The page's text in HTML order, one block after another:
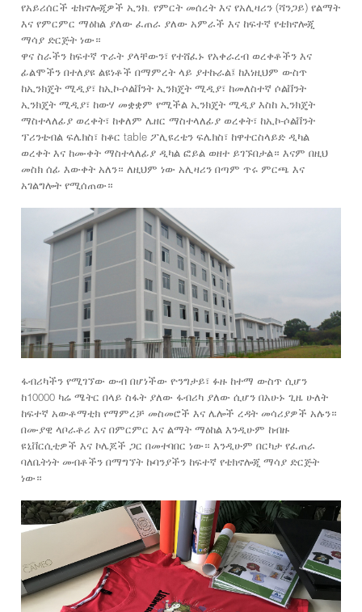
የአይሪሰርች ቴክኖሎጂዎች ኢንክ. የምርት መሰረት እና የአሊዛሪን (ሻንጋይ) የልማት
እና የምርምር ማዕከል ያለው ፈጠራ ያለው አምራች እና ከፍተኛ የቴክኖሎጂ
ማሳያ ድርጅት ነው።
ዋና ስራችን ከፍተኛ ጥራት ያላቸውን፣ የተሸፈኑ የአቀራረብ ወረቀቶችን እና
ፊልሞችን በተለያዩ ልዩነቶች በማምረት ላይ ያተኩራል፤ ከእነዚህም ውስጥ
ከኢንክጄት ሚዲያ፣ ከኢኮ-ሶልቨንት ኢንክጄት ሚዲያ፣ ከመለስተኛ ሶልቨንት
ኢንክጄት ሚዲያ፣ ከውሃ መቋቋም የሚችል ኢንክጄት ሚዲያ እስከ ኢንክጄት
ማስተላለፊያ ወረቀት፣ ከቀለም ሌዘር ማስተላለፊያ ወረቀት፣ ከኢኮ-ሶልቨንት
ፕሪንቴብል ፍሌክስ፣ ከቆር table ፖሊዩረቴን ፍሌክስ፣ ከዋተርስላይድ ዲካል
ወረቀት እና ከሙቀት ማስተላለፊያ ዲካል ፎይል ወዘተ ይገኙበታል። እናም በዚህ
መስክ ሰፊ እውቀት አለን። ለዚህም ነው አሊዛሪን በጣም ጥሩ ምርጫ እና
አገልግሎት የሚሰጠው።
ፋብሪካችን የሚገኘው ውብ በሆነችው ዮንግታይ፣ ፉዙ ከተማ ውስጥ ሲሆን
ከ10000 ካሬ ሜትር በላይ ስፋት ያለው ፋብሪካ ያለው ሲሆን በአሁኑ ጊዜ ሁለት
ከፍተኛ አውቶማቲክ የማምረቻ መስመሮች እና ሌሎች ረዳት መሳሪያዎች አሉን።
በሙያዊ ላቦራቶሪ እና በምርምር እና ልማት ማዕከል እንዲሁም ከብዙ
ዩኒቨርሲቲዎች እና ኮሌጆች ጋር በመተባበር ነው። እንዲሁም በርካታ የፈጠራ
ባለቤትነት መብቶችን በማግኘት ኩባንያችን ከፍተኛ የቴክኖሎጂ ማሳያ ድርጅት
ነው።